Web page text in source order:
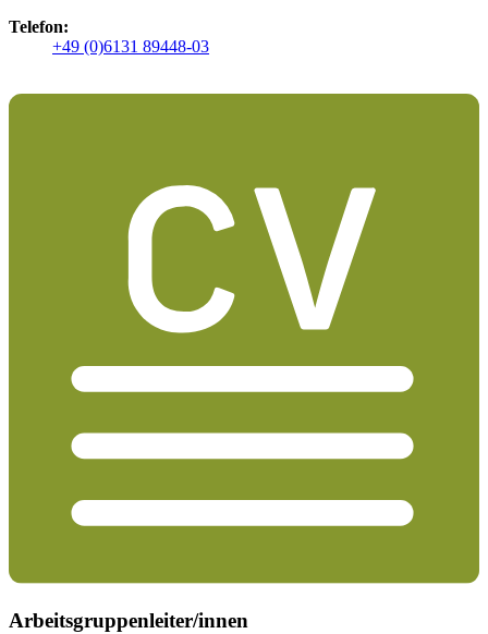
Telefon:
+49 (0)6131 89448-03
Arbeitsgruppenleiter/innen